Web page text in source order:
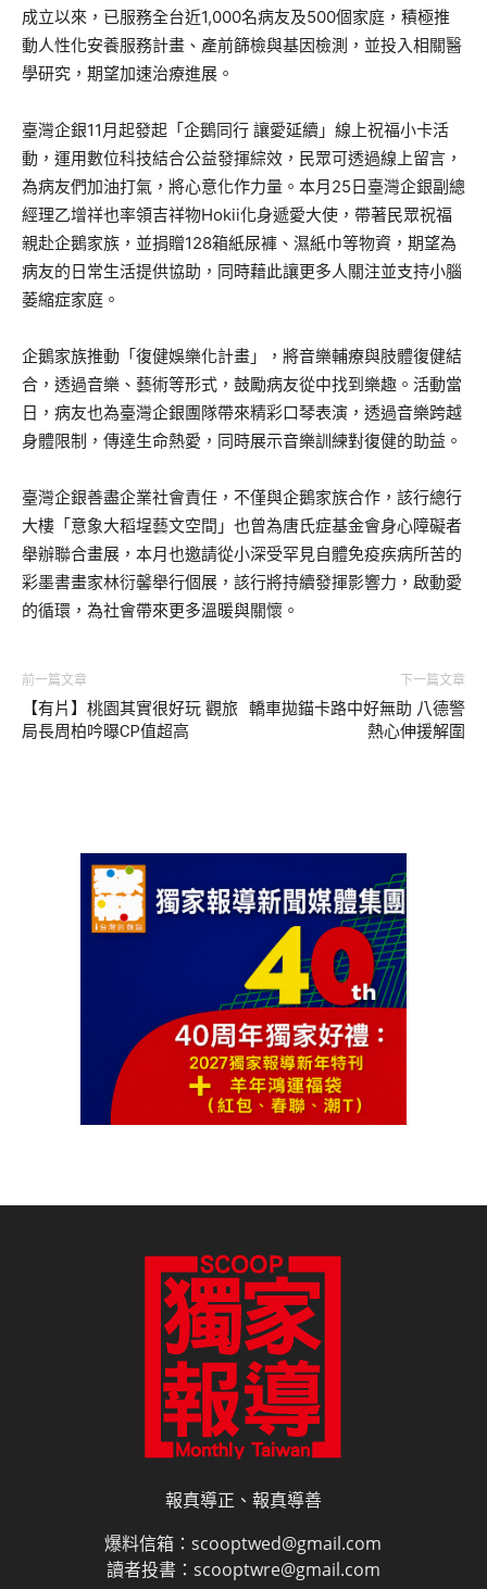
成立以來，已服務全台近1,000名病友及500個家庭，積極推
動人性化安養服務計畫、產前篩檢與基因檢測，並投入相關醫
學研究，期望加速治療進展。
臺灣企銀11月起發起「企鵝同行 讓愛延續」線上祝福小卡活
動，運用數位科技結合公益發揮綜效，民眾可透過線上留言，
為病友們加油打氣，將心意化作力量。本月25日臺灣企銀副總
經理乙增祥也率領吉祥物Hokii化身遞愛大使，帶著民眾祝福
親赴企鵝家族，並捐贈128箱紙尿褲、濕紙巾等物資，期望為
病友的日常生活提供協助，同時藉此讓更多人關注並支持小腦
萎縮症家庭。
企鵝家族推動「復健娛樂化計畫」，將音樂輔療與肢體復健結
合，透過音樂、藝術等形式，鼓勵病友從中找到樂趣。活動當
日，病友也為臺灣企銀團隊帶來精彩口琴表演，透過音樂跨越
身體限制，傳達生命熱愛，同時展示音樂訓練對復健的助益。
臺灣企銀善盡企業社會責任，不僅與企鵝家族合作，該行總行
大樓「意象大稻埕藝文空間」也曾為唐氏症基金會身心障礙者
舉辦聯合畫展，本月也邀請從小深受罕見自體免疫疾病所苦的
彩墨書畫家林衍馨舉行個展，該行將持續發揮影響力，啟動愛
的循環，為社會帶來更多溫暖與關懷。
前一篇文章
【有片】桃園其實很好玩 觀旅
局長周柏吟曝CP值超高
下一篇文章
轎車拋錨卡路中好無助 八德警
熱心伸援解圍
報真導正、報真導善
爆料信箱：scooptwed@gmail.com
讀者投書：scooptwre@gmail.com